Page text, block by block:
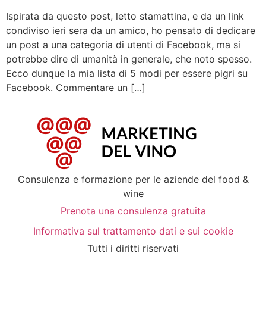
Ispirata da questo post, letto stamattina, e da un link
condiviso ieri sera da un amico, ho pensato di dedicare
un post a una categoria di utenti di Facebook, ma si
potrebbe dire di umanità in generale, che noto spesso.
Ecco dunque la mia lista di 5 modi per essere pigri su
Facebook. Commentare un […]
Consulenza e formazione per le aziende del food &
wine
Prenota una consulenza gratuita
Informativa sul trattamento dati e sui cookie
Tutti i diritti riservati